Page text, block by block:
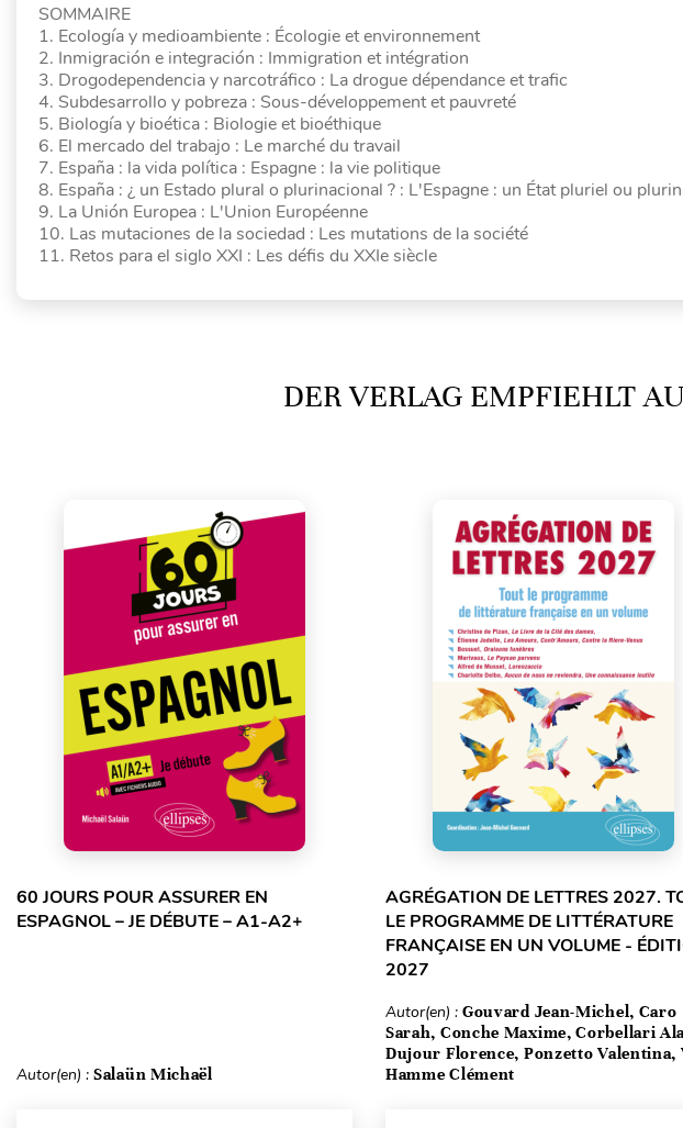
SOMMAIRE
1. Ecología y medioambiente : Écologie et environnement
2. Inmigración e integración : Immigration et intégration
3. Drogodependencia y narcotráfico : La drogue dépendance et trafic
4. Subdesarrollo y pobreza : Sous-développement et pauvreté
5. Biología y bioética : Biologie et bioéthique
6. El mercado del trabajo : Le marché du travail
7. España : la vida política : Espagne : la vie politique
8. España : ¿ un Estado plural o plurinacional ? : L'Espagne : un État pluriel ou
9. La Unión Europea : L'Union Européenne
10. Las mutaciones de la sociedad : Les mutations de la société
11. Retos para el siglo XXI : Les défis du XXIe siècle
DER VERLAG EMPFIEHLT
60 JOURS POUR ASSURER EN
ESPAGNOL – JE DÉBUTE – A1-A2+
Autor(en) : Salaün Michaël
AGRÉGATION DE LETTRES 2027.
LE PROGRAMME DE LITTÉRATURE
FRANÇAISE EN UN VOLUME -
2027
Autor(en) : Gouvard Jean-Michel, Caro
Sarah, Conche Maxime, Corbellari
Dujour Florence, Ponzetto Valentina,
Hamme Clément